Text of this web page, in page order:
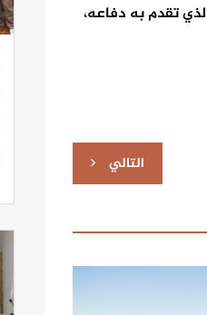
المؤقت، الذي تقدم به دفاعه،
التالي